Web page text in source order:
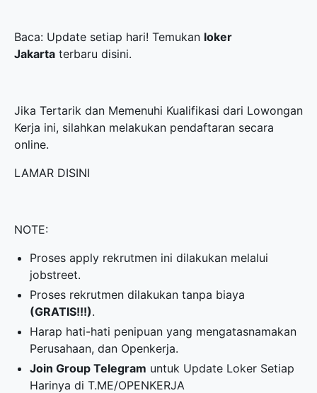
Baca: Update setiap hari! Temukan loker
Jakarta terbaru disini.
Jika Tertarik dan Memenuhi Kualifikasi dari Lowongan
Kerja ini, silahkan melakukan pendaftaran secara
online.
LAMAR DISINI
NOTE:
Proses apply rekrutmen ini dilakukan melalui
jobstreet.
Proses rekrutmen dilakukan tanpa biaya
(GRATIS!!!).
Harap hati-hati penipuan yang mengatasnamakan
Perusahaan, dan Openkerja.
Join Group Telegram untuk Update Loker Setiap
Harinya diT.ME/OPENKERJA